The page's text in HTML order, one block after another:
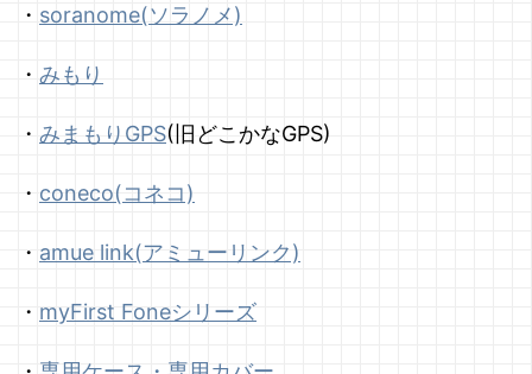
・ soranome(ソラノメ)
・ みもり
・ みまもりGPS(旧どこかなGPS)
・ coneco(コネコ)
・ amue link(アミューリンク)
・ myFirst Foneシリーズ